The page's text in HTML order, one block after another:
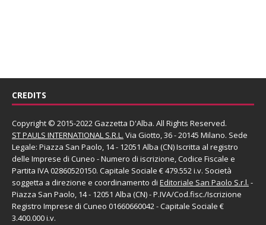
CREDITS
Copyright © 2015-2022 Gazzetta D'Alba. All Rights Reserved.
ST PAULS INTERNATIONAL S.R.L. Via Giotto, 36 - 20145 Milano. Sede
Legale: Piazza San Paolo, 14 - 12051 Alba (CN) Iscritta al registro
delle Imprese di Cuneo - Numero di iscrizione, Codice Fiscale e
Partita IVA 02860520150. Capitale Sociale € 479.552 i.v. Società
soggetta a direzione e coordinamento di Editoriale San Paolo S.r.l. -
Piazza San Paolo, 14 - 12051 Alba (CN) - P.IVA/Cod.fisc./Iscrizione
Registro Imprese di Cuneo 01660660042 - Capitale Sociale €
3.400.000 i.v.